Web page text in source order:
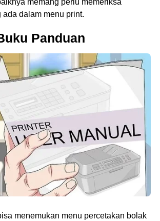
memang perlu memeriksa
ada dalam menu print.
Panduan
menemukan menu percetakan bolak